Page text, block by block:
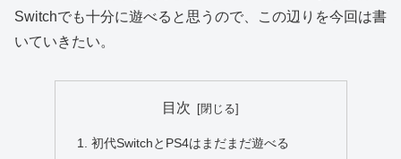
Switchでも十分に遊べると思うので、この辺りを今回は書
いていきたい。
目次
初代SwitchとPS4はまだまだ遊べる